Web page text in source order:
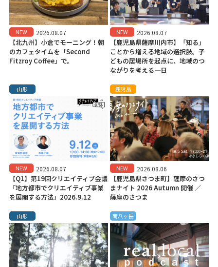
NEW 2026.08.07
【北九州】小倉でモーニング！朝
のカフェタイムを「Second
Fitzroy Coffee」で。
NEW 2026.08.07
【鹿児島県薩摩川内市】「知る」
ことから増える地域の選択肢。子
どもの居場所を起点に、地域のつ
ながりを考える一日
山形
NEW 2026.08.07
【Q1】第19回クリエイティブ会議
「地方都市でクリエイティブ事業
を展開する方法」2026.9.12
鹿児島
NEW 2026.08.06
【鹿児島県さつま町】薩摩のさつ
まナイト 2026 Autumn 開催 ／
薩摩のさつま
山形 南八ヶ岳